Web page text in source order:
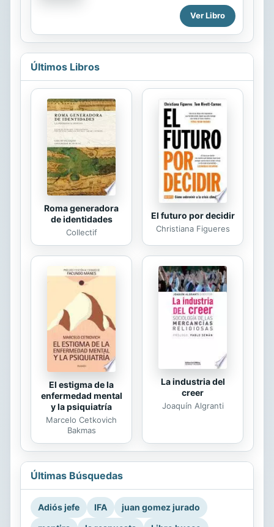
se recoge la experiencia adquirida
por la autora, clown ella misma,
durante años de docencia,...
profesores de enseñanza
secundaria. Reúne, de forma clara y
ordenada, los elementos necesarios
para realizar una lectura crítica de
textos literarios (poesía y prosa) y,
sobre todo, su comentario formal. De
de apoyo facilita enormemente la
labor del profesor, a la vez que
familiariza al estudiante tanto con la
terminología literaria como con un
método de trabajo, documentándolo
con numerosos ejemplos, textos
comentados y propuesta de
ejercicios....
Ver Libro
Últimos Libros
Roma generadora
de identidades
Collectif
El futuro por decidir
Christiana Figueres
El estigma de la
enfermedad mental
y la psiquiatría
Marcelo Cetkovich
Bakmas
La industria del
creer
Joaquín Algranti
Últimas Búsquedas
Adiós jefe IFA
juan gomez jurado